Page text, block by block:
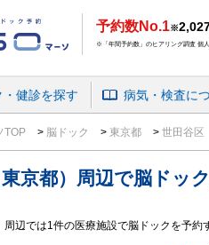
予約数No.1※
※「年間予約数」のヒアリング調査 個
・健診を探す 病気・検査に
TOP 脳ドック 東京都 世田谷区
京都）周辺で脳ドック
辺では1件の医療施設で脳ドックを予